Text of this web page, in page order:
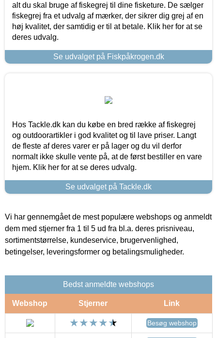
alt du skal bruge af fiskegrej til dine fisketure. De sælger
fiskegrej fra et udvalg af mærker, der sikrer dig grej af en
høj kvalitet, der samtidig er til at betale. Klik her for at se
deres udvalg.
Se udvalget på Fiskpåkrogen.dk
Hos Tackle.dk kan du købe en bred række af fiskegrej
og outdoorartikler i god kvalitet og til lave priser. Langt
de fleste af deres varer er på lager og du vil derfor
normalt ikke skulle vente på, at de først bestiller en vare
hjem. Klik her for at se deres udvalg.
Se udvalget på Tackle.dk
Vi har gennemgået de mest populære webshops og anmeldt
dem med stjerner fra 1 til 5 ud fra bl.a. deres prisniveau,
sortimentstørrelse, kundeservice, brugervenlighed,
betingelser, leveringsformer og betalingsmuligheder.
Bedst anmeldte webshops
Webshop Stjerner Link
Besøg webshop